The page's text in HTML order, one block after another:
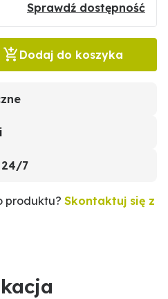
Sprawdź dostępność
Dodaj do koszyka
7
produktu? Skontaktuj się z